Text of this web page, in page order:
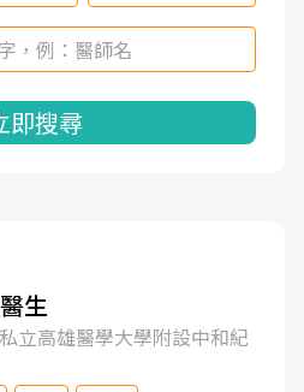
即搜尋
生
立高雄醫學大學附設中和紀